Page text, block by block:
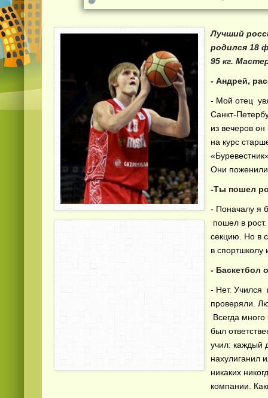
Лучший
родился 18
95 кг.
- Андрей,
- Мой отец
Санкт-
из вечеров
на курс
Они
-Ты пошел
- Поначалу я
пошел в
секцию. Но в
в спортшколу
- Баскетбол
- Нет. Учился
проверяли.
Всегда
был
учил: каждый
нахулиганил
никаких
компании.